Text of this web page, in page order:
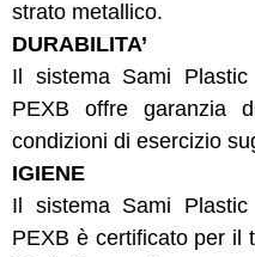
strato metallico.
DURABILITA’
Il sistema Sami
PEXB offre garanzia
condizioni di esercizio
IGIENE
Il sistema Sami
PEXB è certificato per il